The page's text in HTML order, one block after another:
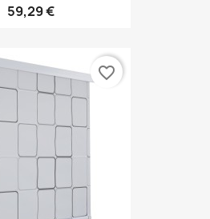
59,29 €
favorite_border